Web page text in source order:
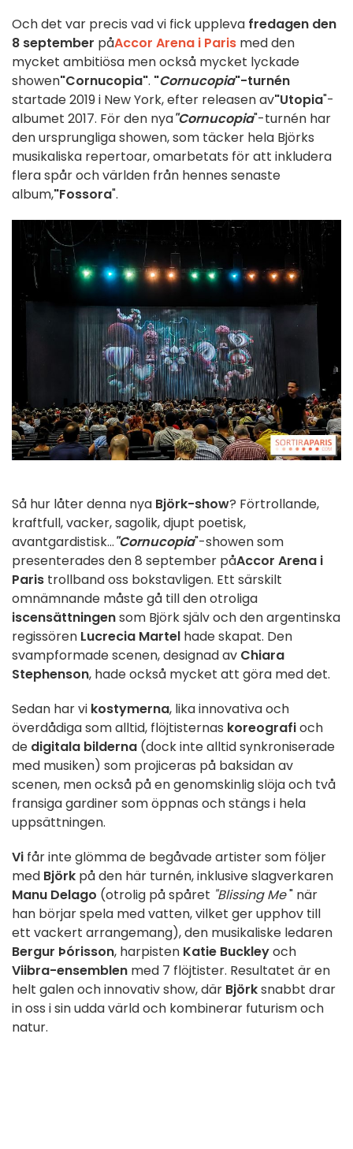
Och det var precis vad vi fick uppleva fredagen den
8 september påAccor Arena i Paris med den
mycket ambitiösa men också mycket lyckade
showen"Cornucopia". "Cornucopia"-turnén
startade 2019 i New York, efter releasen av"Utopia"-
albumet 2017. För den nya"Cornucopia"-turnén har
den ursprungliga showen, som täcker hela Björks
musikaliska repertoar, omarbetats för att inkludera
flera spår och världen från hennes senaste
album,"Fossora".
Så hur låter denna nya Björk-show? Förtrollande,
kraftfull, vacker, sagolik, djupt poetisk,
avantgardistisk..."Cornucopia"-showen som
presenterades den 8 september påAccor Arena i
Paris trollband oss bokstavligen. Ett särskilt
omnämnande måste gå till den otroliga
iscensättningensom Björk själv och den argentinska
regissören Lucrecia Martel hade skapat. Den
svampformade scenen, designad av Chiara
Stephenson, hade också mycket att göra med det.
Sedan har vi kostymerna, lika innovativa och
överdådiga som alltid, flöjtisternas koreografioch
de digitala bilderna (dock inte alltid synkroniserade
med musiken) som projiceras på baksidan av
scenen, men också på en genomskinlig slöja och två
fransiga gardiner som öppnas och stängs i hela
uppsättningen.
Vi får inte glömma de begåvade artister som följer
med Björk på den här turnén, inklusive slagverkaren
Manu Delago (otrolig på spåret "Blissing Me" när
han börjar spela med vatten, vilket ger upphov till
ett vackert arrangemang), den musikaliske ledaren
Bergur Þórisson, harpisten Katie Buckleyoch
Viibra-ensemblen med 7 flöjtister. Resultatet är en
helt galen och innovativ show, där Björksnabbt drar
in oss i sin udda värld och kombinerar futurism och
natur.